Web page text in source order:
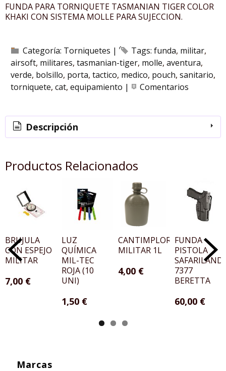
Marcas
FUNDA PARA TORNIQUETE TASMANIAN TIGER COLOR
KHAKI CON SISTEMA MOLLE PARA SUJECCION.
Categoría: Torniquetes | Tags: funda militar
airsoft militares tasmanian-tiger molle aventura
verde bolsillo porta tactico medico pouch sanitario
torniquete cat equipamiento | Comentarios
Descripción
Productos Relacionados
BRUJULA
CON ESPEJO
MILITAR
7,00 €
LUZ
QUÍMICA
MIL-TEC
ROJA (10
UNI)
1,50 €
CANTIMPLORA
MILITAR 1L
4,00 €
FUNDA
PISTOLA
SAFARILAND
7377
BERETTA
60,00 €